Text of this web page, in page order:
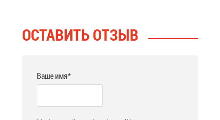
ОСТА­ВИТЬ ОТ­ЗЫВ
Ваше имя*